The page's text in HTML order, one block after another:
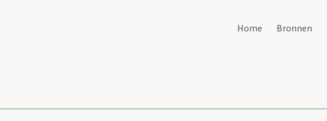
Home Bronnen